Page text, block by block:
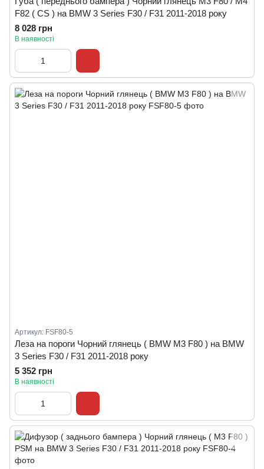
F82 ( CS ) на BMW 3 Series F30 / F31 2011-2018 року
8 028 грн
В наявності
Артикул: FSF80-5
Леза на пороги Чорний глянець ( BMW M3 F80 ) на BMW
3 Series F30 / F31 2011-2018 року
5 352 грн
В наявності